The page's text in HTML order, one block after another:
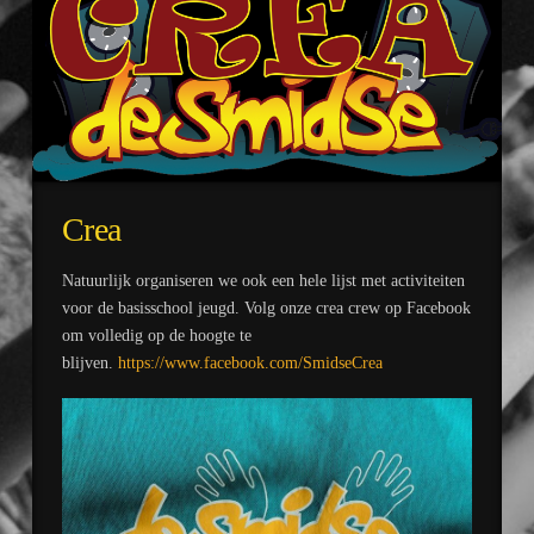
Crea
Natuurlijk organiseren we ook een hele lijst met activiteiten
voor de basisschool jeugd. Volg onze crea crew op Facebook
om volledig op de hoogte te
blijven. https://www.facebook.com/SmidseCrea